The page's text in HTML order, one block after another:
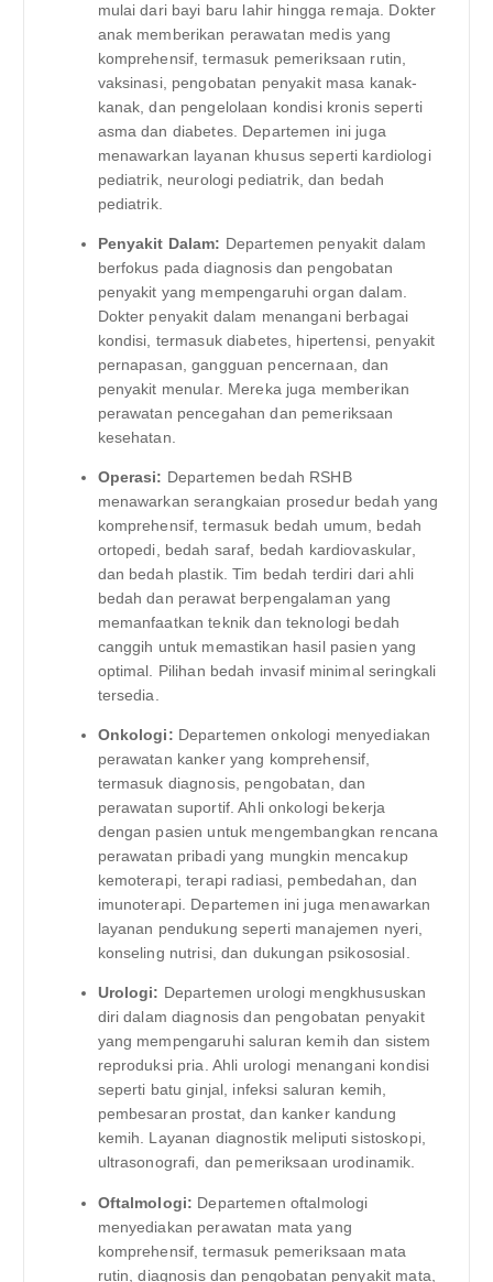
mulai dari bayi baru lahir hingga remaja. Dokter
anak memberikan perawatan medis yang
komprehensif, termasuk pemeriksaan rutin,
vaksinasi, pengobatan penyakit masa kanak-
kanak, dan pengelolaan kondisi kronis seperti
asma dan diabetes. Departemen ini juga
menawarkan layanan khusus seperti kardiologi
pediatrik, neurologi pediatrik, dan bedah
pediatrik.
Penyakit Dalam: Departemen penyakit dalam
berfokus pada diagnosis dan pengobatan
penyakit yang mempengaruhi organ dalam.
Dokter penyakit dalam menangani berbagai
kondisi, termasuk diabetes, hipertensi, penyakit
pernapasan, gangguan pencernaan, dan
penyakit menular. Mereka juga memberikan
perawatan pencegahan dan pemeriksaan
kesehatan.
Operasi: Departemen bedah RSHB
menawarkan serangkaian prosedur bedah yang
komprehensif, termasuk bedah umum, bedah
ortopedi, bedah saraf, bedah kardiovaskular,
dan bedah plastik. Tim bedah terdiri dari ahli
bedah dan perawat berpengalaman yang
memanfaatkan teknik dan teknologi bedah
canggih untuk memastikan hasil pasien yang
optimal. Pilihan bedah invasif minimal seringkali
tersedia.
Onkologi: Departemen onkologi menyediakan
perawatan kanker yang komprehensif,
termasuk diagnosis, pengobatan, dan
perawatan suportif. Ahli onkologi bekerja
dengan pasien untuk mengembangkan rencana
perawatan pribadi yang mungkin mencakup
kemoterapi, terapi radiasi, pembedahan, dan
imunoterapi. Departemen ini juga menawarkan
layanan pendukung seperti manajemen nyeri,
konseling nutrisi, dan dukungan psikososial.
Urologi: Departemen urologi mengkhususkan
diri dalam diagnosis dan pengobatan penyakit
yang mempengaruhi saluran kemih dan sistem
reproduksi pria. Ahli urologi menangani kondisi
seperti batu ginjal, infeksi saluran kemih,
pembesaran prostat, dan kanker kandung
kemih. Layanan diagnostik meliputi sistoskopi,
ultrasonografi, dan pemeriksaan urodinamik.
Oftalmologi: Departemen oftalmologi
menyediakan perawatan mata yang
komprehensif, termasuk pemeriksaan mata
rutin, diagnosis dan pengobatan penyakit mata,